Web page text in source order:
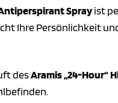
Sprayist
Ihre Persönlichkeit
desAramis „24-Hour“